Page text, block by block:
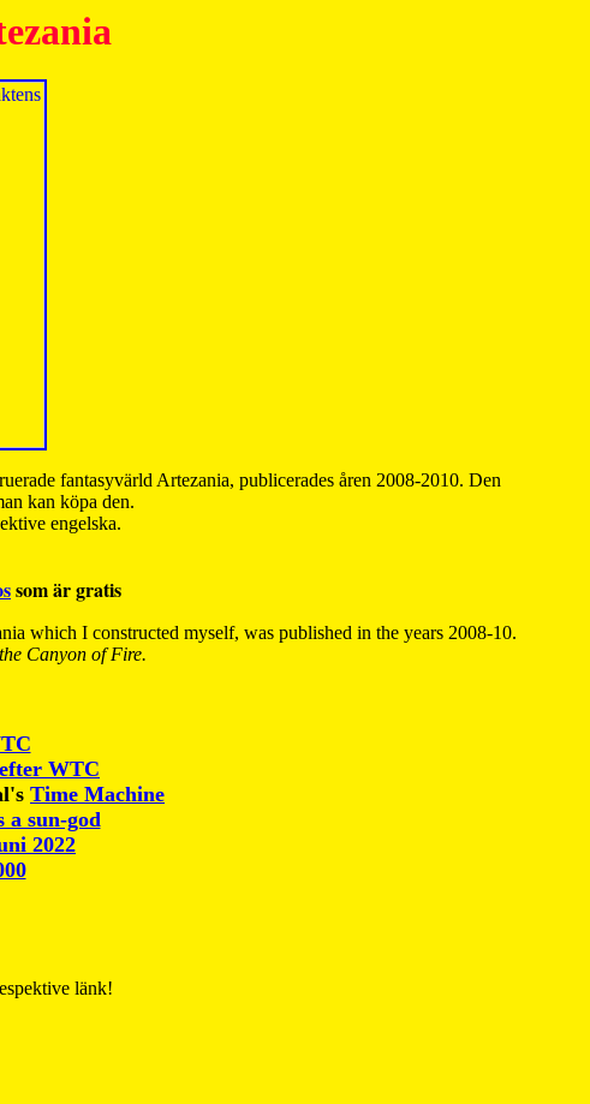
fantasyvärld Artezania, publicerades åren 2008-2010. Den
kan köpa den.
engelska.
som är gratis
which I constructed myself, was published in the years 2008-10.
Canyon of Fire.
WTC
Time Machine
a sun-god
2022
länk!